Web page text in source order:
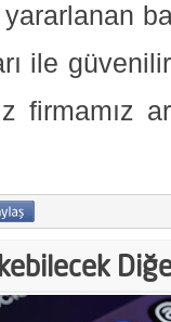
ile
firmamız